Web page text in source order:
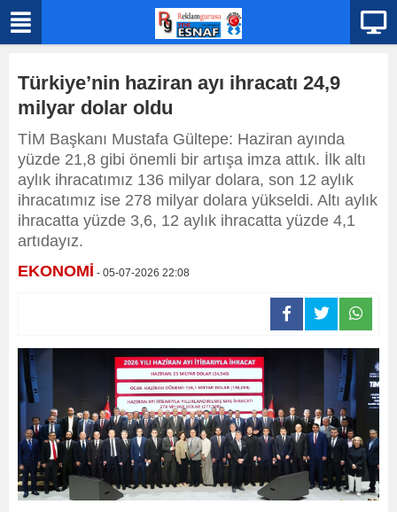
Türkiye’nin haziran ayı ihracatı 24,9
milyar dolar oldu
TİM Başkanı Mustafa Gültepe: Haziran ayında
yüzde 21,8 gibi önemli bir artışa imza attık. İlk altı
aylık ihracatımız 136 milyar dolara, son 12 aylık
ihracatımız ise 278 milyar dolara yükseldi. Altı aylık
ihracatta yüzde 3,6, 12 aylık ihracatta yüzde 4,1
artıdayız.
EKONOMİ - 05-07-2026 22:08